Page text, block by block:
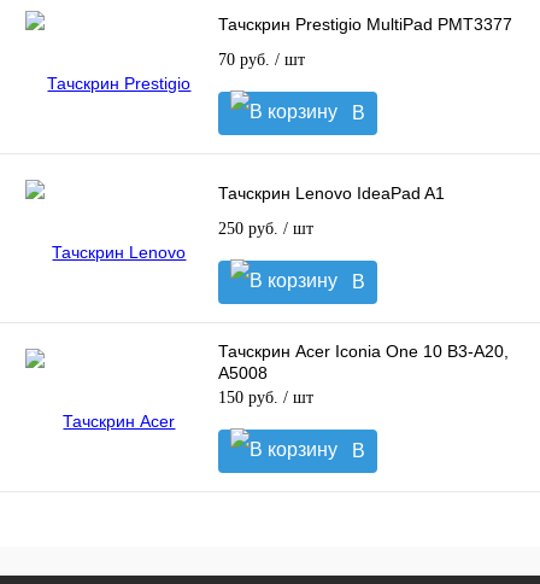
Тачскрин Prestigio MultiPad PMT3377
70 руб. / шт
В
корзину
Тачскрин Lenovo IdeaPad A1
250 руб. / шт
В
корзину
Тачскрин Acer Iconia One 10 B3-A20,
A5008
150 руб. / шт
В
корзину